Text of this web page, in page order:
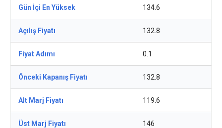
Gün İçi En Yüksek 134.6
Açılış Fiyatı 132.8
Fiyat Adımı 0.1
Önceki Kapanış Fiyatı 132.8
Alt Marj Fiyatı 119.6
Üst Marj Fiyatı 146